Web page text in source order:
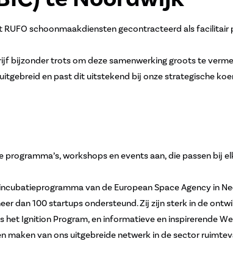
RUFO schoonmaakdiensten gecontracteerd als facilitair
bijzonder trots om deze samenwerking groots te
en past dit uitstekend bij onze strategische
workshops en events aan, die passen bij
van de European Space Agency in
dan 100 startups ondersteund. Zij zijn sterk in de
Ignition Program, en informatieve en inspirerende
maken van ons uitgebreide netwerk in de sector